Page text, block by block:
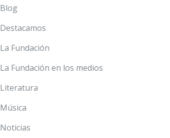
Blog
Destacamos
La Fundación
La Fundación en los medios
Literatura
Música
Noticias